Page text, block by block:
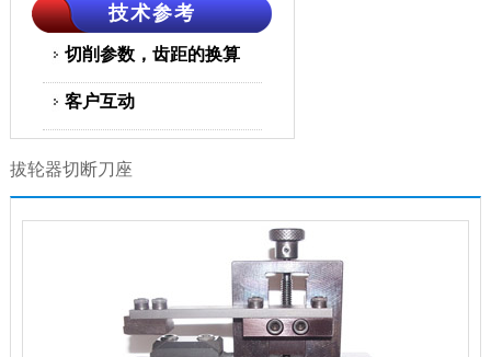
技术参考
切削参数，齿距的换算
客户互动
拔轮器切断刀座